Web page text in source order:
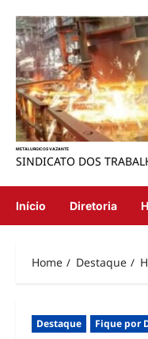
content
METALURGICOS VAZANTE
SINDICATO DOS
Início Diretoria
Home Destaque
Destaque Fique por